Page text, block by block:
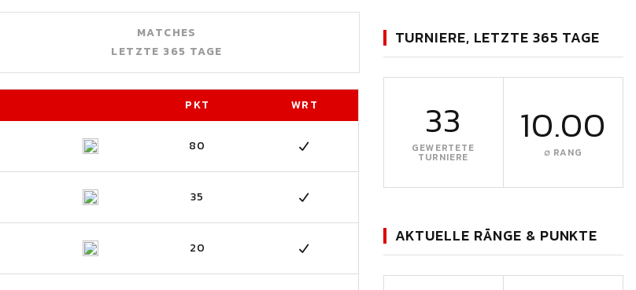
MATCHES
LETZTE 365 TAGE
PKT WRT
80
35
20
TURNIERE, LETZTE 365 TAGE
33
GEWERTETE
TURNIERE
10.00
∅ RANG
AKTUELLE RÄNGE & PUNKTE